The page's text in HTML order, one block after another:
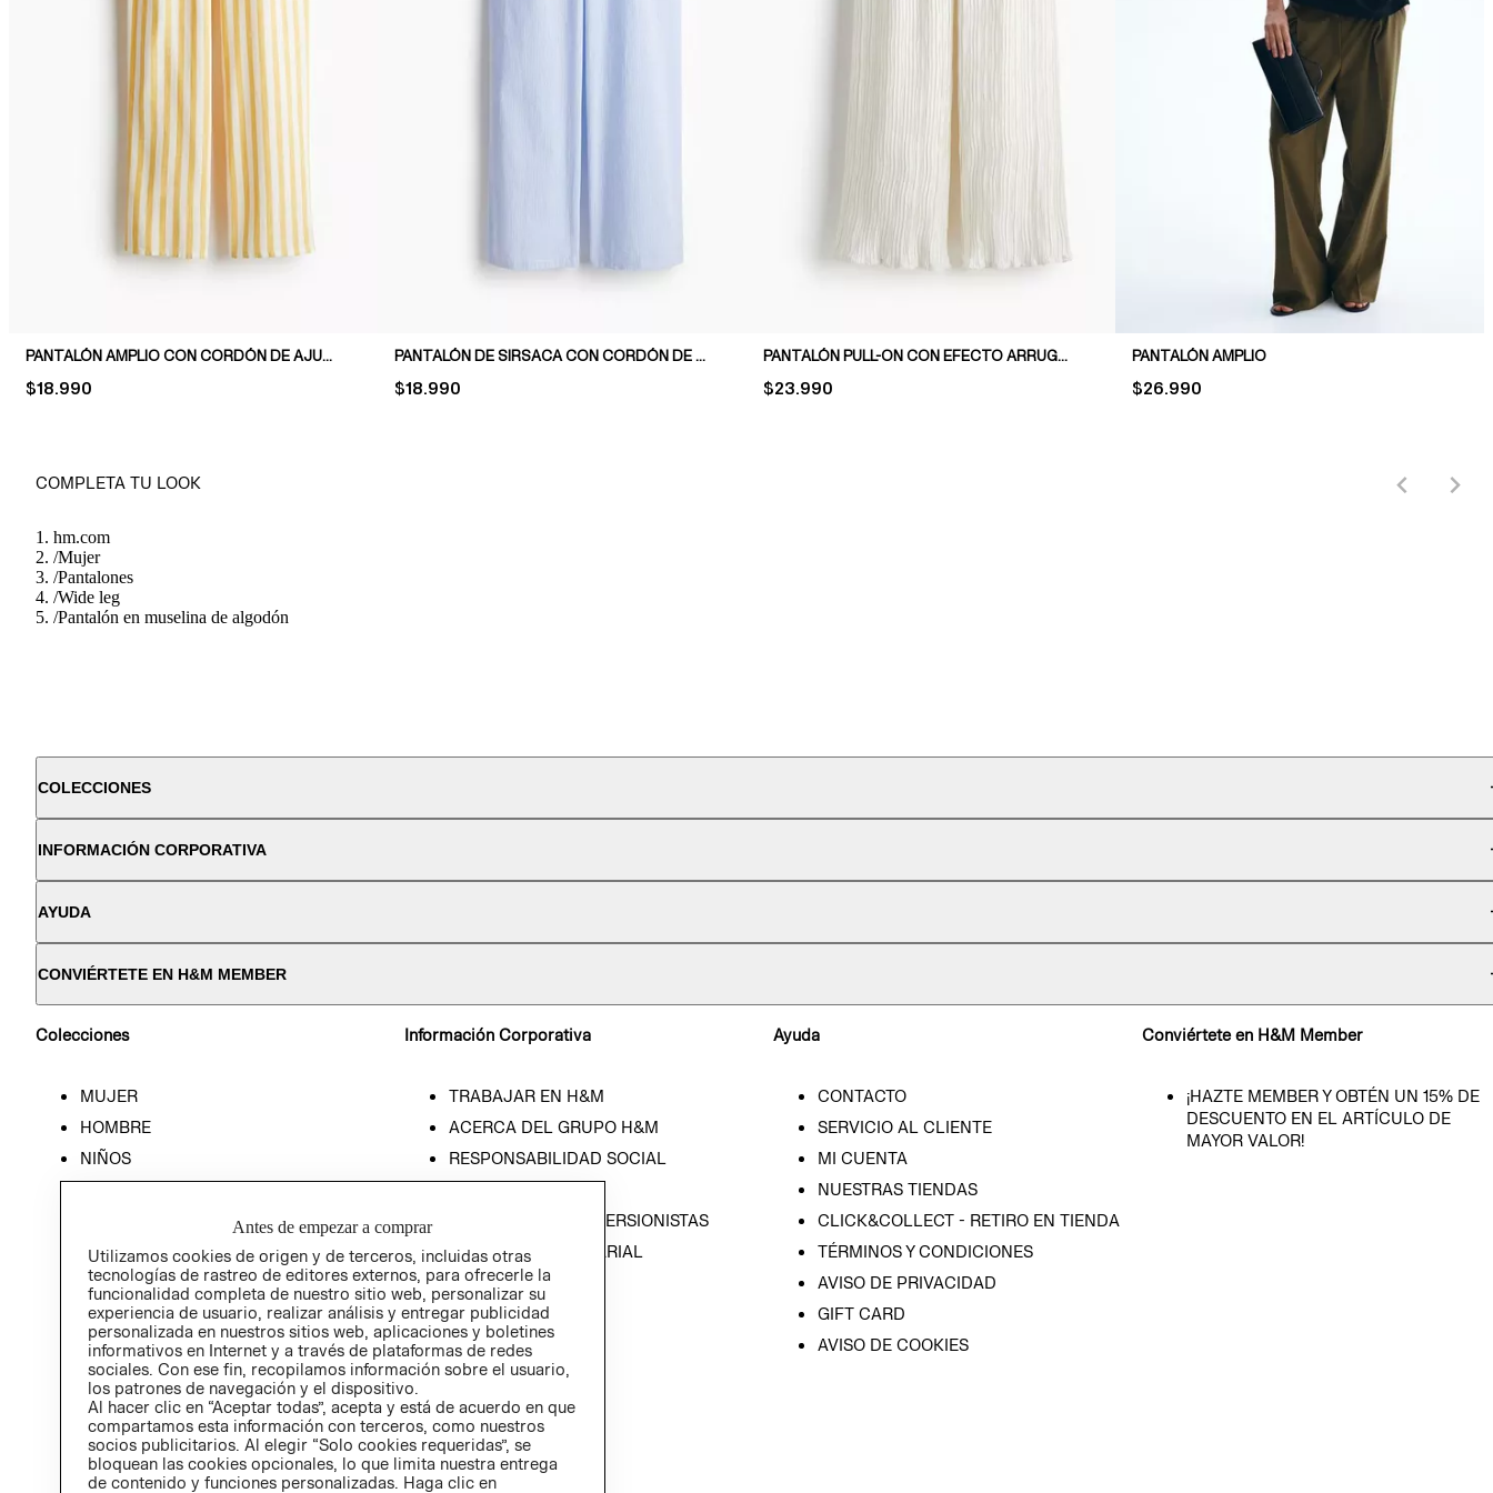
PANTALÓN AMPLIO CON CORDÓN DE AJUSTE
PRICE:
$18.990
PANTALÓN DE SIRSACA CON CORDÓN DE AJUSTE
PRICE:
$18.990
PANTALÓN PULL-ON CON EFECTO ARRUGADO
PRICE:
$23.990
PANTALÓN AMPLIO
PRICE:
$26.990
COMPLETA TU LOOK
hm.com
/Mujer
/Pantalones
/Wide leg
/Pantalón en muselina de algodón
COLECCIONES
INFORMACIÓN CORPORATIVA
AYUDA
CONVIÉRTETE EN H&M MEMBER
Colecciones
MUJER
HOMBRE
NIÑOS
Información Corporativa
TRABAJAR EN H&M
ACERCA DEL GRUPO H&M
RESPONSABILIDAD SOCIAL
RELACIÓN CON INVERSIONISTAS
POLÍTICA EMPRESARIAL
Ayuda
CONTACTO
SERVICIO AL CLIENTE
MI CUENTA
NUESTRAS TIENDAS
CLICK&COLLECT - RETIRO EN TIENDA
TÉRMINOS Y CONDICIONES
AVISO DE PRIVACIDAD
GIFT CARD
AVISO DE COOKIES
Conviértete en H&M Member
¡HAZTE MEMBER Y OBTÉN UN 15% DE
DESCUENTO EN EL ARTÍCULO DE
MAYOR VALOR!
Antes de empezar a comprar
Utilizamos cookies de origen y de terceros, incluidas otras
tecnologías de rastreo de editores externos, para ofrecerle la
funcionalidad completa de nuestro sitio web, personalizar su
experiencia de usuario, realizar análisis y entregar publicidad
personalizada en nuestros sitios web, aplicaciones y boletines
informativos en Internet y a través de plataformas de redes
sociales. Con ese fin, recopilamos información sobre el usuario,
los patrones de navegación y el dispositivo.
Al hacer clic en “Aceptar todas”, acepta y está de acuerdo en que
compartamos esta información con terceros, como nuestros
socios publicitarios. Al elegir “Solo cookies requeridas”, se
bloquean las cookies opcionales, lo que limita nuestra entrega
de contenido y funciones personalizadas. Haga clic en